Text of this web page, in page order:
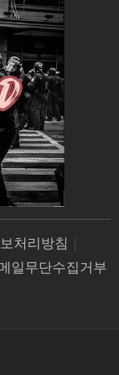
처리방침 |
일무단수집거부